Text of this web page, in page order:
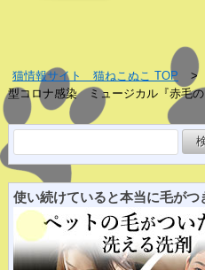
猫情報サイト 猫ねこぬこ TOP
型コロナ感染 ミュージカル『赤毛
索:
使い続けていると本当に毛がつ